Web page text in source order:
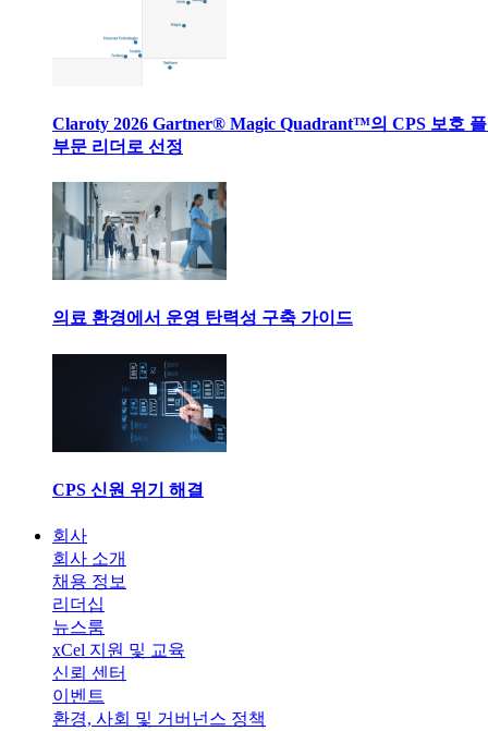
Claroty 2026 Gartner® Magic Quadrant™의 CPS 보호
부문 리더로 선정
의료 환경에서 운영 탄력성 구축 가이드
CPS 신원 위기 해결
회사
회사 소개
채용 정보
리더십
뉴스룸
xCel 지원 및 교육
신뢰 센터
이벤트
환경, 사회 및 거버넌스 정책